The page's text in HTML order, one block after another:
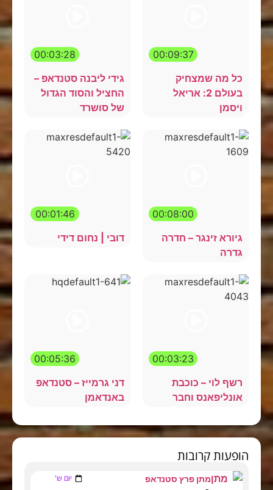
00:09:37
כל מה שמצחיק
בעולם 2: אריאל
ויסמן
00:03:28
גידי ליבנה סטנדאפ –
החציל והסוד הגדול
של סושרד
00:08:00
גיורא זינגר – חדרה
גדרה
00:01:46
דובי | נחום דידי
00:03:23
רשף לוי – כוכבת
אונליפאנס וחבר
00:05:36
דני גרמייז – סטנדאפ
באנדאמן
הופעות קרובות
מתן פרץ סטנדאפ יום ש'